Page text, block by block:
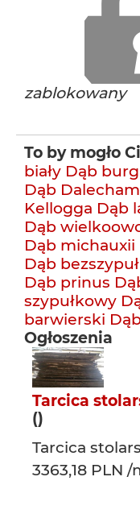
zablokowany
To by mogło
biały Dąb
Dąb
Kellogga Dąb
Dąb
Dąb michauxii
Dąb
Dąb prinus
szypułkowy
barwierski
Ogłoszenia
Tarcica
()
Tarcica
3363,18 PLN /